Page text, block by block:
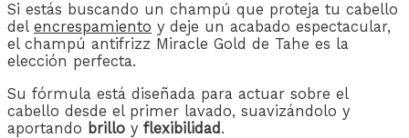
Si estás buscando un champú que proteja tu cabello
del encrespamiento y deje un acabado espectacular,
el champú antifrizz Miracle Gold de Tahe es la
elección perfecta.
Su fórmula está diseñada para actuar sobre el
cabello desde el primer lavado, suavizándolo y
aportando brillo y flexibilidad .